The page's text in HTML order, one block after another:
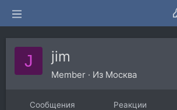
J jim
Member · Из Москва
Сообщения Реакции